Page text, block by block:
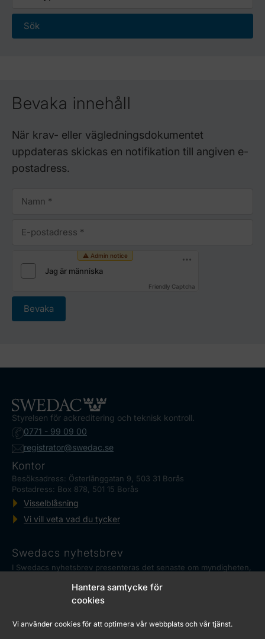
Hantera samtycke för
cookies
Vi använder cookies för att optimera vår webbplats och vår tjänst.
Bevaka innehåll
När krav- eller vägledningsdokumentet
uppdateras skickas en notifikation till angiven e-
postadress.
Friendly Captcha
Bevaka
Styrelsen för ackreditering och teknisk kontroll.
0771 - 99 09 00
registrator@swedac.se
Kontor
Besöksadress: Österlånggatan 9, 503 31 Borås
Postadress: Box 878, 501 15 Borås
Visselblåsning
Vi vill veta vad du tycker
Swedacs nyhetsbrev
I Swedacs nyhetsbrev presenteras det senaste om myndigheten,
Marknadskontrollrådet
som genomför marknadskontroll. Det sker genom